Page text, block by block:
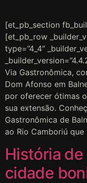
[et_pb_section
[et_pb_row
type=”4_4″
Via Gastronômica,
Dom Afonso em
por oferecer ótimas
sua extensão.
Gastronômica de
ao Rio Camboriú
História de
cidade